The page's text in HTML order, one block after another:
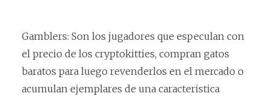
Gamblers: Son los jugadores que especulan con
el precio de los cryptokitties, compran gatos
baratos para luego revenderlos en el mercado o
acumulan ejemplares de una caracteristica